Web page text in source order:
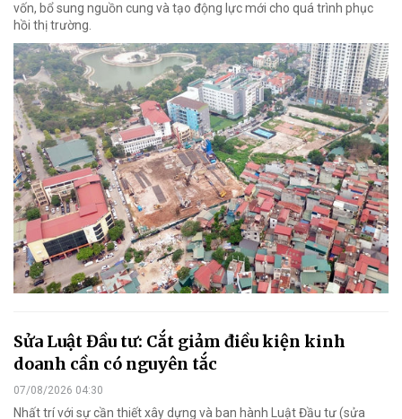
vốn, bổ sung nguồn cung và tạo động lực mới cho quá trình phục
hồi thị trường.
Sửa Luật Đầu tư: Cắt giảm điều kiện kinh
doanh cần có nguyên tắc
07/08/2026 04:30
Nhất trí với sự cần thiết xây dựng và ban hành Luật Đầu tư (sửa